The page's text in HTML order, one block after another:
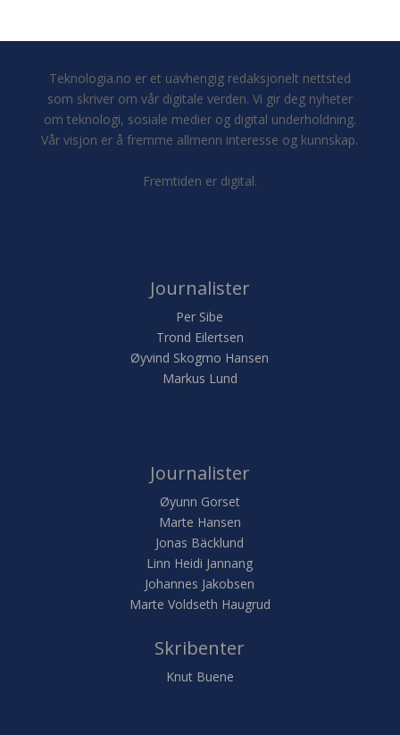
Teknologia.no er et uavhengig redaksjonelt nettsted
som skriver om vår digitale verden. Vi gir deg nyheter
om teknologi, sosiale medier og digital underholdning.
Vår visjon er å fremme allmenn interesse og kunnskap.
Fremtiden er digital.
Journalister
Per Sibe
Trond Eilertsen
Øyvind Skogmo Hansen
Markus Lund
Journalister
Øyunn Gorset
Marte Hansen
Jonas Bäcklund
Linn Heidi Jannang
Johannes Jakobsen
Marte Voldseth Haugrud
Skribenter
Knut Buene